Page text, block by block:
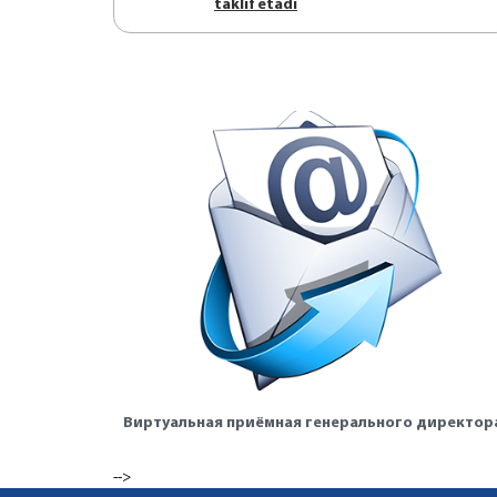
tаklif etаdi
Виртуальная приёмная генерального
-->